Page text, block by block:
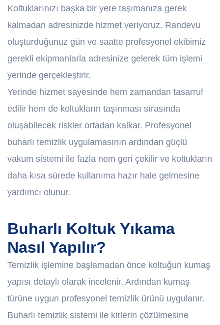
Koltuklarınızı başka bir yere taşımanıza gerek
kalmadan adresinizde hizmet veriyoruz. Randevu
oluşturduğunuz gün ve saatte profesyonel ekibimiz
gerekli ekipmanlarla adresinize gelerek tüm işlemi
yerinde gerçekleştirir.
Yerinde hizmet sayesinde hem zamandan tasarruf
edilir hem de koltukların taşınması sırasında
oluşabilecek riskler ortadan kalkar. Profesyonel
buharlı temizlik uygulamasının ardından güçlü
vakum sistemi ile fazla nem geri çekilir ve koltukların
daha kısa sürede kullanıma hazır hale gelmesine
yardımcı olunur.
Buharlı Koltuk Yıkama
Nasıl Yapılır?
Temizlik işlemine başlamadan önce koltuğun kumaş
yapısı detaylı olarak incelenir. Ardından kumaş
türüne uygun profesyonel temizlik ürünü uygulanır.
Buharlı temizlik sistemi ile kirlerin çözülmesine